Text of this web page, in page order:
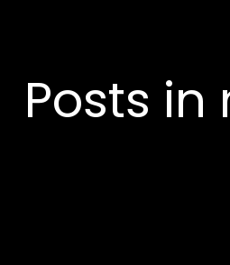
Posts in